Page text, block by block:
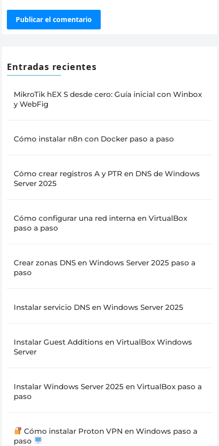
Entradas recientes
MikroTik hEX S desde cero: Guía inicial con Winbox
y WebFig
Cómo instalar n8n con Docker paso a paso
Cómo crear registros A y PTR en DNS de Windows
Server 2025
Cómo configurar una red interna en VirtualBox
paso a paso
Crear zonas DNS en Windows Server 2025 paso a
paso
Instalar servicio DNS en Windows Server 2025
Instalar Guest Additions en VirtualBox Windows
Server
Instalar Windows Server 2025 en VirtualBox paso a
paso
Cómo instalar Proton VPN en Windows paso a
paso